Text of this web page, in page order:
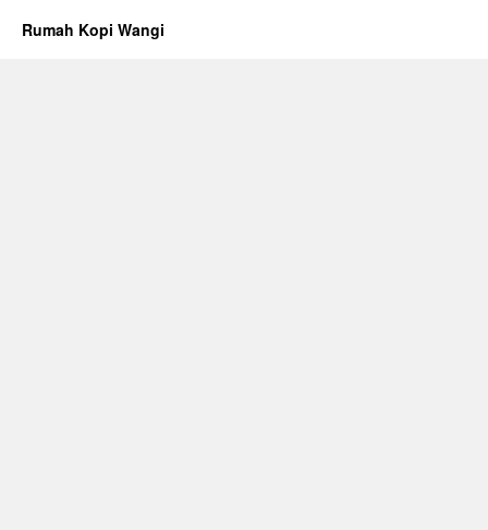
Rumah Kopi Wangi